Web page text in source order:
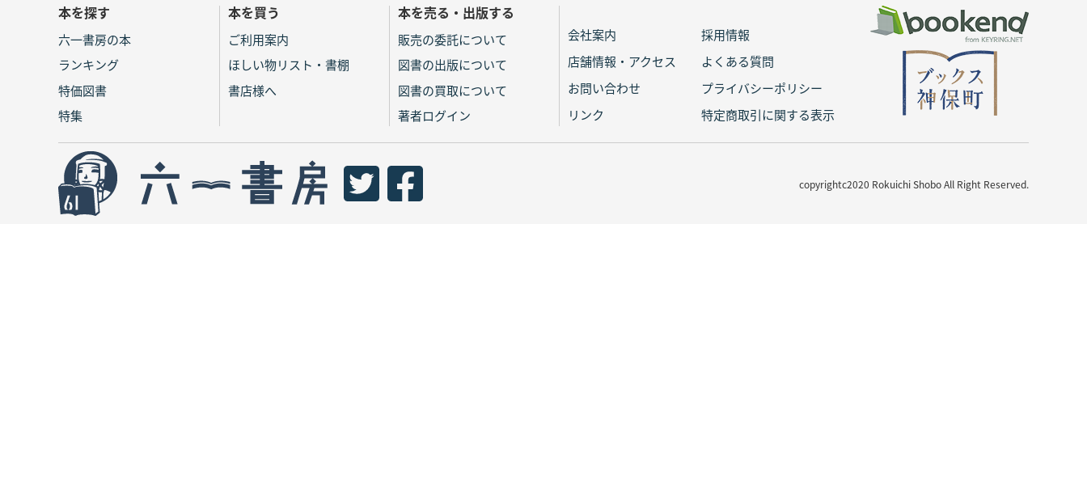
本を探す
六一書房の本
ランキング
特価図書
特集
本を買う
ご利用案内
ほしい物リスト・書棚
書店様へ
本を売る・出版する
販売の委託について
図書の出版について
図書の買取について
著者ログイン
会社案内
採用情報
店舗情報・アクセス
よくある質問
お問い合わせ
プライバシーポリシー
リンク
特定商取引に関する表示
copyrightc2020 Rokuichi Shobo All Right Reserved.